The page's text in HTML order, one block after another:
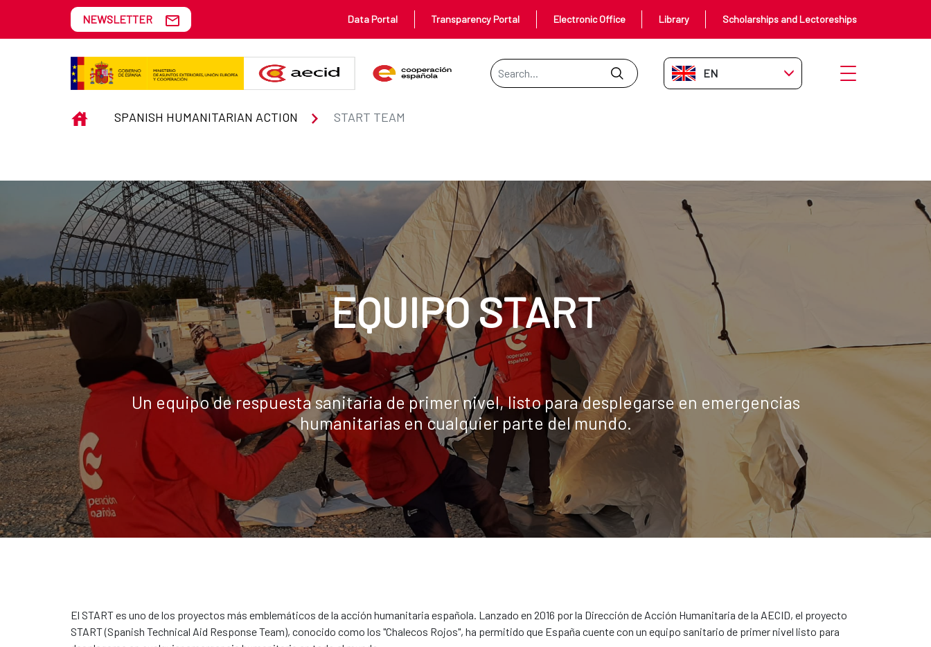
Skip to Main Content
START TEAM
NEWSLETTER Data Portal Transparency Portal Electronic Office Library Scholarships and Lectoreships
Search Bar
EN-GB Open menu
INICIOSPANISH HUMANITARIAN ACTION START TEAM
EQUIPO START
Un equipo de respuesta sanitaria de primer nivel, listo para desplegarse en emergencias
humanitarias en cualquier parte del mundo.
El START es uno de los proyectos más emblemáticos de la acción humanitaria española. Lanzado en 2016 por la Dirección de Acción Humanitaria de la AECID, el proyecto
START (Spanish Technical Aid Response Team), conocido como los "Chalecos Rojos", ha permitido que España cuente con un equipo sanitario de primer nivel listo para